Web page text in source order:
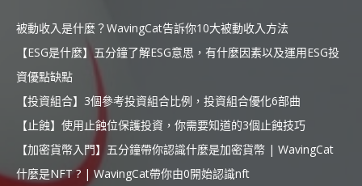
被動收入是什麼？WavingCat告訴你10大被動收入方法
【ESG是什麼】五分鐘了解ESG意思，有什麼因素以及運用ESG投
資優點缺點
【投資組合】3個參考投資組合比例，投資組合優化6部曲
【止蝕】使用止蝕位保護投資，你需要知道的3個止蝕技巧
【加密貨幣入門】五分鐘帶你認識什麼是加密貨幣 | WavingCat
什麼是NFT ? | WavingCat帶你由0開始認識nft